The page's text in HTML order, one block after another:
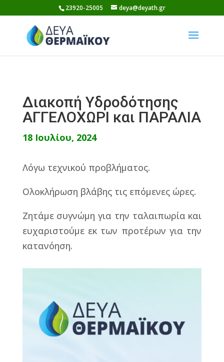
to
content
23920-25005 deya@deyath.gr
Διακοπή Υδροδότησης
ΑΓΓΕΛΟΧΩΡΙ και ΠΑΡΑΛΙΑ
18 Ιουλίου, 2024
Λόγω τεχνικού προβλήματος.
Ολοκλήρωση βλάβης τις επόμενες ώρες.
Ζητάμε συγνώμη για την ταλαιπωρία και
ευχαριστούμε εκ των προτέρων για την
κατανόηση.